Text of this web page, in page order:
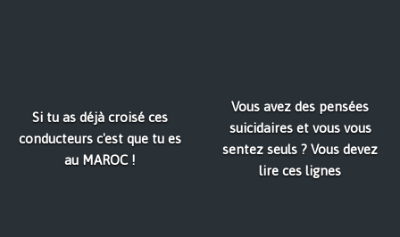
Si tu as déjà croisé ces
conducteurs c'est que tu es
au MAROC !
Vous avez des pensées
suicidaires et vous vous
sentez seuls ? Vous devez
lire ces lignes